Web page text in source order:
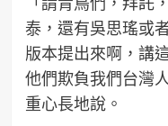
泰，還有吳思瑤或
版本提出來啊，講
他們欺負我們台灣
重心長地說。